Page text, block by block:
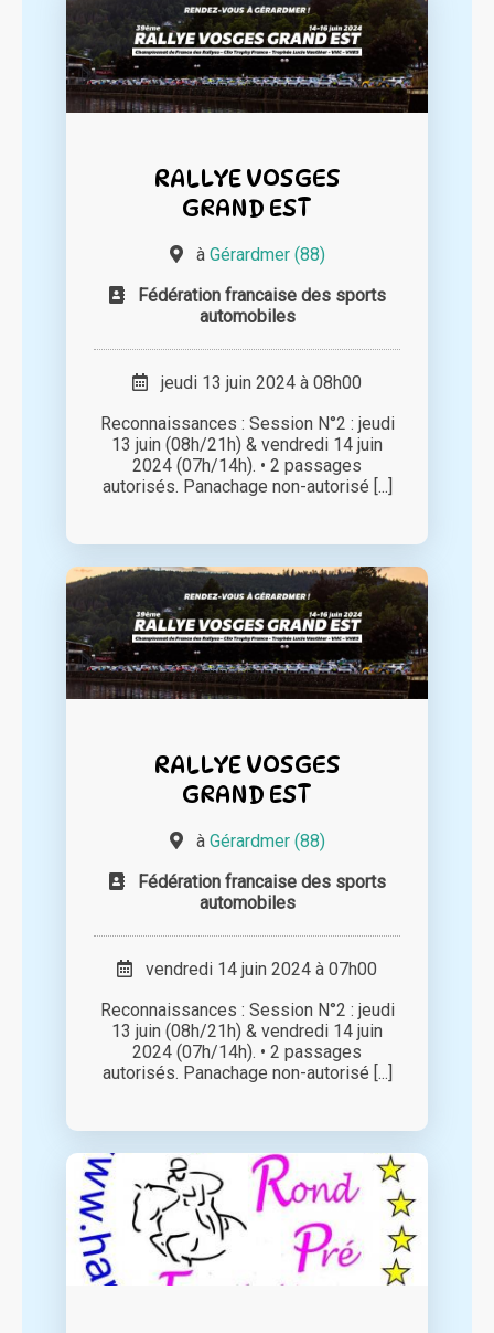
RALLYE VOSGES
GRAND EST
à Gérardmer (88)
Fédération francaise des sports
automobiles
jeudi 13 juin 2024 à 08h00
Reconnaissances : Session N°2 : jeudi
13 juin (08h/21h) & vendredi 14 juin
2024 (07h/14h). • 2 passages
autorisés. Panachage non-autorisé [...]
RALLYE VOSGES
GRAND EST
à Gérardmer (88)
Fédération francaise des sports
automobiles
vendredi 14 juin 2024 à 07h00
Reconnaissances : Session N°2 : jeudi
13 juin (08h/21h) & vendredi 14 juin
2024 (07h/14h). • 2 passages
autorisés. Panachage non-autorisé [...]